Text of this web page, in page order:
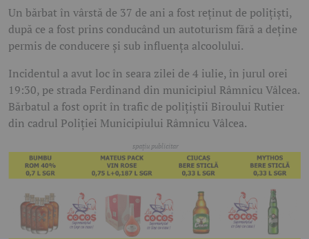
Un bărbat în vârstă de 37 de ani a fost reținut de polițiști,
după ce a fost prins conducând un autoturism fără a deține
permis de conducere și sub influența alcoolului.
Incidentul a avut loc în seara zilei de 4 iulie, în jurul orei
19:30, pe strada Ferdinand din municipiul Râmnicu Vâlcea.
Bărbatul a fost oprit în trafic de polițiștii Biroului Rutier
din cadrul Poliției Municipiului Râmnicu Vâlcea.